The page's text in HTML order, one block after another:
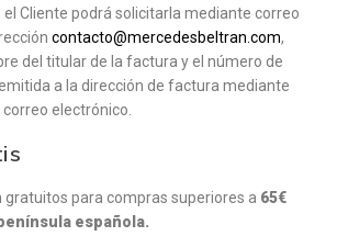
Cliente podrá solicitarla mediante correo
contacto@mercedesbeltran.com,
del titular de la factura y el número de
a la dirección de factura mediante
electrónico.
gratuitos para compras superiores a 65€
española.